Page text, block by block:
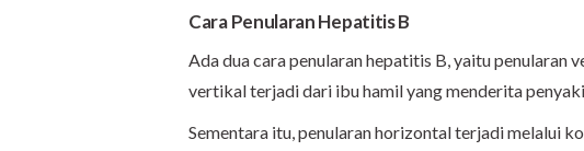
Cara Penularan Hepatitis B
Ada dua cara penularan hepatitis B, yaitu penularan
vertikal terjadi dari ibu hamil yang menderita
Sementara itu, penularan horizontal terjadi melalui